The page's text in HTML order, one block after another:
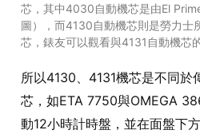
芯，其中4030自動機芯是由El
圖），而4130自動機芯則是勞力士
芯，錶友可以觀看與4131自動機芯
所以4130、4131機芯是不同於
芯，如ETA 7750與OMEGA
動12小時計時盤，並在面盤下